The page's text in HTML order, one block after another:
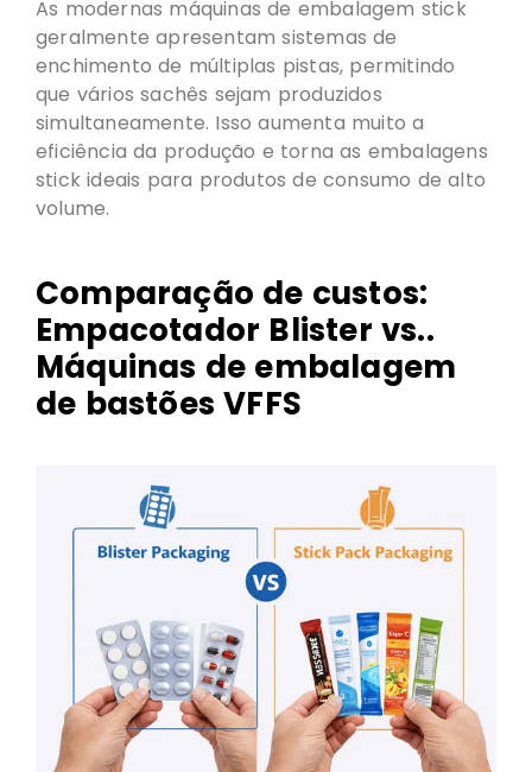
As modernas máquinas de embalagem stick
geralmente apresentam sistemas de
enchimento de múltiplas pistas, permitindo
que vários sachês sejam produzidos
simultaneamente. Isso aumenta muito a
eficiência da produção e torna as embalagens
stick ideais para produtos de consumo de alto
volume.
Comparação de custos:
Empacotador Blister vs..
Máquinas de embalagem
de bastões VFFS